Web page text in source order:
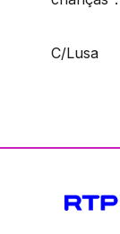
C/Lusa